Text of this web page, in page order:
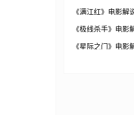
《满江红》电影解
《极线杀手》电影
《星际之门》电影